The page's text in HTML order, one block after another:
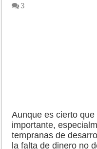
3
Aunque es cierto
importante,
tempranas de
la falta de dinero no